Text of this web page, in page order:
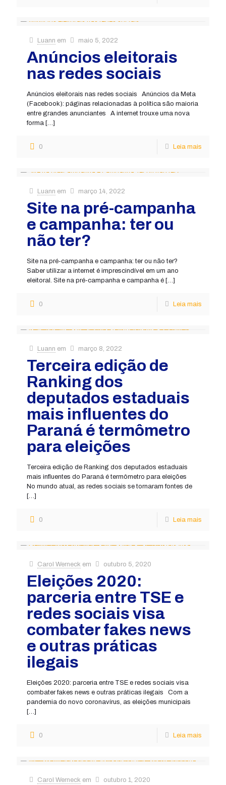
Luann em maio 5, 2022
Anúncios eleitorais
nas redes sociais
Anúncios eleitorais nas redes sociais Anúncios da Meta
(Facebook): páginas relacionadas à política são maioria
entre grandes anunciantes A internet trouxe uma nova
forma […]
0 Leia mais
Luann em março 14, 2022
Site na pré-campanha
e campanha: ter ou
não ter?
Site na pré-campanha e campanha: ter ou não ter?
Saber utilizar a internet é imprescindível em um ano
eleitoral. Site na pré-campanha e campanha é […]
0 Leia mais
Luann em março 8, 2022
Terceira edição de
Ranking dos
deputados estaduais
mais influentes do
Paraná é termômetro
para eleições
Terceira edição de Ranking dos deputados estaduais
mais influentes do Paraná é termômetro para eleições
No mundo atual, as redes sociais se tornaram fontes de
[…]
0 Leia mais
Carol Werneck em outubro 5, 2020
Eleições 2020:
parceria entre TSE e
redes sociais visa
combater fakes news
e outras práticas
ilegais
Eleições 2020: parceria entre TSE e redes sociais visa
combater fakes news e outras práticas ilegais Com a
pandemia do novo coronavírus, as eleições municipais
[…]
0 Leia mais
Carol Werneck em outubro 1, 2020